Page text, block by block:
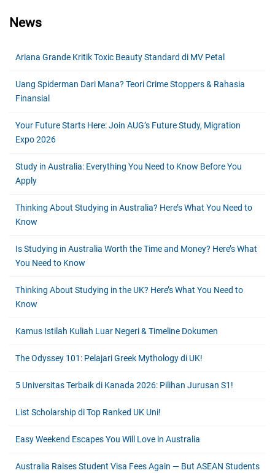
News
Ariana Grande Kritik Toxic Beauty Standard di MV Petal
Uang Spiderman Dari Mana? Teori Crime Stoppers & Rahasia
Finansial
Your Future Starts Here: Join AUG’s Future Study, Migration
Expo 2026
Study in Australia: Everything You Need to Know Before You
Apply
Thinking About Studying in Australia? Here’s What You Need to
Know
Is Studying in Australia Worth the Time and Money? Here’s What
You Need to Know
Thinking About Studying in the UK? Here’s What You Need to
Know
Kamus Istilah Kuliah Luar Negeri & Timeline Dokumen
The Odyssey 101: Pelajari Greek Mythology di UK!
5 Universitas Terbaik di Kanada 2026: Pilihan Jurusan S1!
List Scholarship di Top Ranked UK Uni!
Easy Weekend Escapes You Will Love in Australia
Australia Raises Student Visa Fees Again — But ASEAN Students